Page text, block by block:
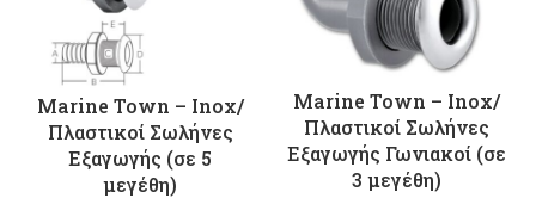
Marine Town – Inox/
Πλαστικοί Σωλήνες
Εξαγωγής (σε 5
μεγέθη)
Marine Town – Inox/
Πλαστικοί Σωλήνες
Εξαγωγής Γωνιακοί (σε
3 μεγέθη)